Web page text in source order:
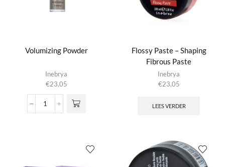
Volumizing Powder
Inebrya
€23,05
Volumizing
Flossy Paste – Shaping
Fibrous Paste
Inebrya
€23,05
LEES VERDER